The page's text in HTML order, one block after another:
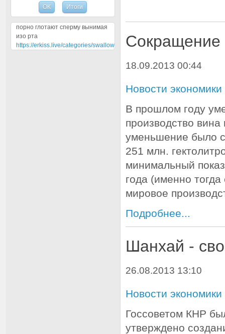
порно глотают сперму вынимая
изо рта
https://erkiss.live/categories/swallow
Сокращение
18.09.2013 00:44
Новости экономики
В прошлом году
производство
уменьшение было
251 млн.
минимальный
года (именно
мировое
Подробнее...
Шанхай -
26.08.2013 13:10
Новости экономики
Госсоветом КНР
утверждено